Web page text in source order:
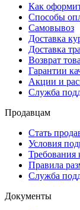
Как
Способы
Самовывоз
Доставка
Доставка
Возврат
Гарантии
Акции и
Служба
Продавцам
Стать
Условия
Требования
Правила
Служба
Документы